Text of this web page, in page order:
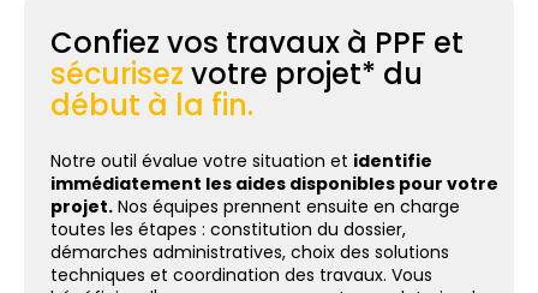
Confiez vos travaux à PPF et
sécurisez votre projet* du
début à la fin.
Notre outil évalue votre situation et identifie
immédiatement les aides disponibles pour votre
projet. Nos équipes prennent ensuite en charge
toutes les étapes : constitution du dossier,
démarches administratives, choix des solutions
techniques et coordination des travaux. Vous